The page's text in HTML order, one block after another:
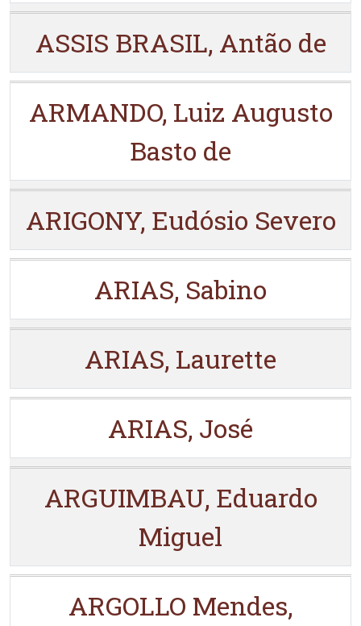
ASSIS BRASIL, Antão de
ARMANDO, Luiz Augusto
Basto de
ARIGONY, Eudósio Severo
ARIAS, Sabino
ARIAS, Laurette
ARIAS, José
ARGUIMBAU, Eduardo
Miguel
ARGOLLO Mendes,